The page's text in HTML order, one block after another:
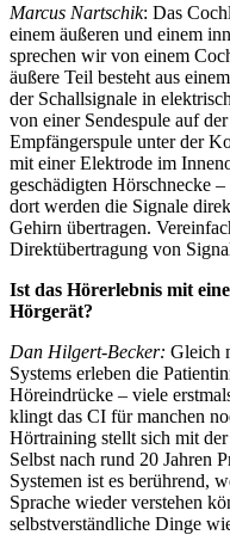
Marcus Nartschik: Das
einem äußeren und einem
sprechen wir von einem
äußere Teil besteht aus
der Schallsignale in
von einer Sendespule auf
Empfängerspule unter der
mit einer Elektrode im
geschädigten Hörschnecke
dort werden die Signale
Gehirn übertragen.
Direktübertragung von
Ist das Hörerlebnis mit
Hörgerät?
Dan Hilgert-Becker: Gleich
Systems erleben die
Höreindrücke – viele
klingt das CI für manchen
Hörtraining stellt sich mit
Selbst nach rund 20 Jahren
Systemen ist es berührend,
Sprache wieder verstehen
selbstverständliche Dinge